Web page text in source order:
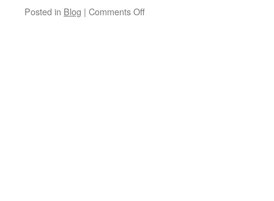
Posted in Blog | Comments Offon